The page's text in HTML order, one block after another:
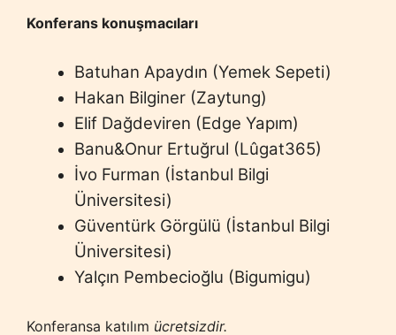
Konferans konuşmacıları
Batuhan Apaydın (Yemek Sepeti)
Hakan Bilginer (Zaytung)
Elif Dağdeviren (Edge Yapım)
Banu&Onur Ertuğrul (Lûgat365)
İvo Furman (İstanbul Bilgi
Üniversitesi)
Güventürk Görgülü (İstanbul Bilgi
Üniversitesi)
Yalçın Pembecioğlu (Bigumigu)
Konferansa katılım ücretsizdir.